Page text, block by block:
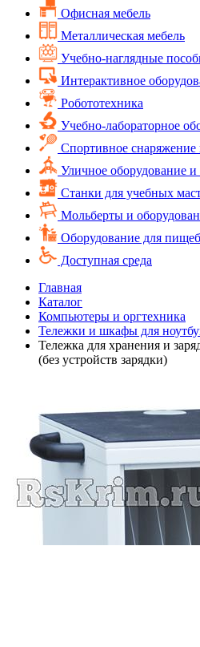
Офисная мебель
Металлическая мебель
Учебно-наглядные
Интерактивное
Робототехника
Учебно-лабораторное
Спортивное снаряжение
Уличное оборудование
Cтанки для учебных
Мольберты и
Оборудование для
Доступная среда
Главная
Каталог
Компьютеры и оргтехника
Тележки и шкафы для
Тележка для хранения и
(без устройств зарядки)